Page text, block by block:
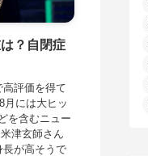
？自閉症
評価を得て
月には大ヒッ
を含むニュー
津玄師さん
長が高そうで